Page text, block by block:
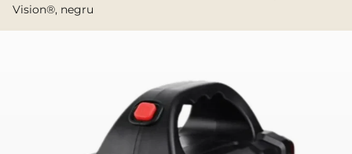
Vision®, negru